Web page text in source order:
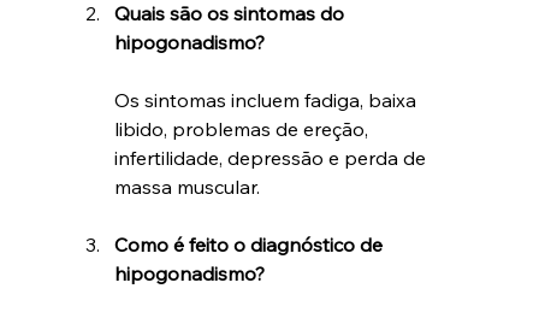
Quais são os sintomas do
hipogonadismo?
Os sintomas incluem fadiga, baixa
libido, problemas de ereção,
infertilidade, depressão e perda de
massa muscular.
Como é feito o diagnóstico de
hipogonadismo?